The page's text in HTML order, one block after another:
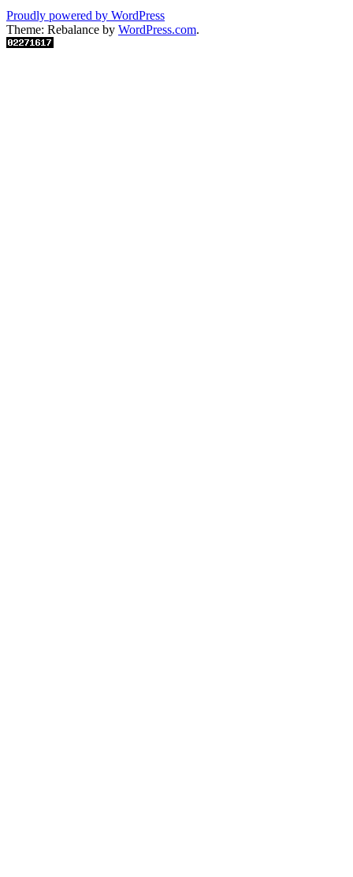
Proudly powered by WordPress
Theme: Rebalance by WordPress.com.